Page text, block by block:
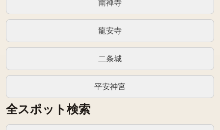
南禅寺
龍安寺
二条城
平安神宮
全スポット検索